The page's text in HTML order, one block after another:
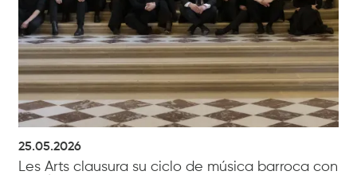
25.05.2026
Les Arts clausura su ciclo de música barroca con